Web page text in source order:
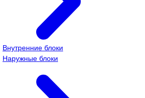
Внутренние блоки
Наружные блоки